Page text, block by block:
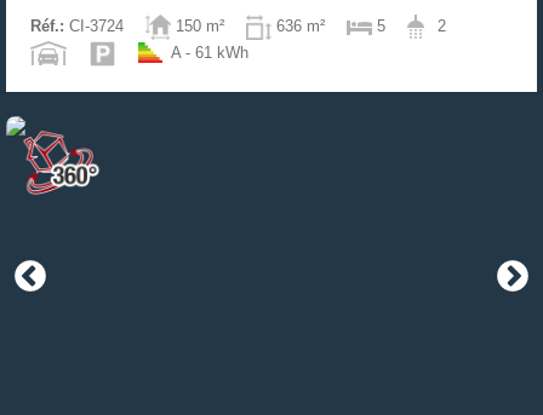
Réf.: CI-3724 150 m² 636 m² 5
2
A - 61 kWh